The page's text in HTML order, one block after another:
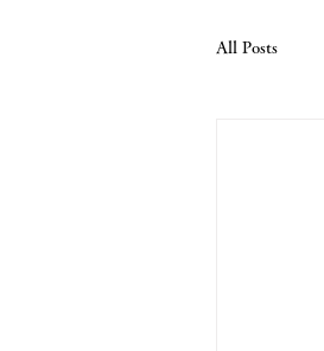
All Posts